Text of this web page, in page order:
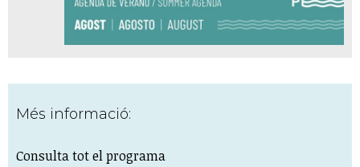
Més informació:
Consulta tot el programa